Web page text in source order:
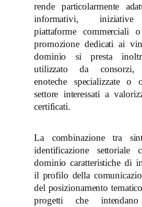
rende particolarmente
informativi,
piattaforme commerciali
promozione dedicati ai
dominio si presta
utilizzato da consorzi,
enoteche specializzate o
settore interessati a
certificati.
La combinazione tra
identificazione settoriale
dominio caratteristiche di
il profilo della
del posizionamento
progetti che intendano